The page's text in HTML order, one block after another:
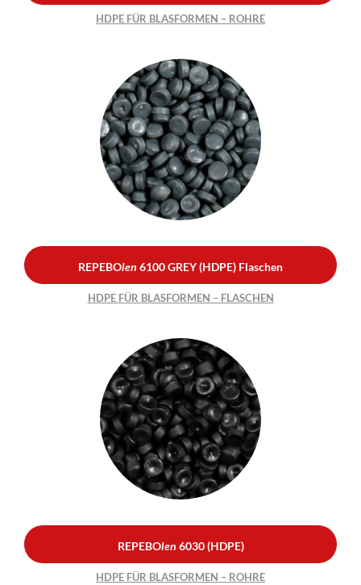
HDPE FÜR BLASFORMEN – ROHRE
REPEBOlen6100 GREY
(HDPE) Flaschen
HDPE FÜR BLASFORMEN –
FLASCHEN
REPEBOlen 6100 GREY (HDPE) Flaschen
HDPE FÜR BLASFORMEN – FLASCHEN
REPEBO len 6030 (HDPE)
HDPE FÜR BLASFORMEN –
ROHRE
REPEBOlen 6030 (HDPE)
HDPE FÜR BLASFORMEN – ROHRE